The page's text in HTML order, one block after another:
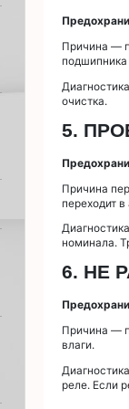
Причина —
очистка.
5.
Причина
переходит
номинала.
6. НЕ
Причина —
влаги.
реле. Если